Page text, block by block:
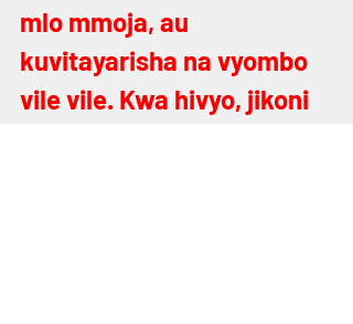
mlo mmoja, au
kuvitayarisha na vyombo
vile vile. Kwa hivyo, jikoni